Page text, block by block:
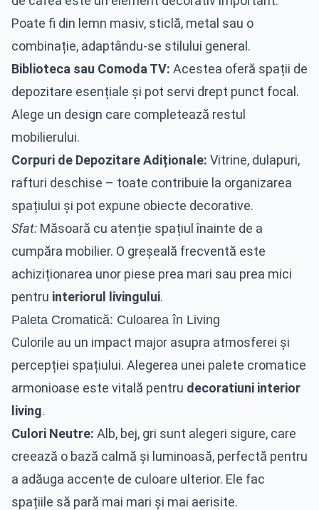
Poate fi din lemn masiv, sticlă, metal sau o
combinație, adaptându-se stilului general.
Biblioteca sau Comoda TV: Acestea oferă spații de
depozitare esențiale și pot servi drept punct focal.
Alege un design care completează restul
mobilierului.
Corpuri de Depozitare Adiționale: Vitrine, dulapuri,
rafturi deschise – toate contribuie la organizarea
spațiului și pot expune obiecte decorative.
Sfat: Măsoară cu atenție spațiul înainte de a
cumpăra mobilier. O greșeală frecventă este
achiziționarea unor piese prea mari sau prea mici
pentru interiorul livingului.
Paleta Cromatică: Culoarea în Living
Culorile au un impact major asupra atmosferei și
percepției spațiului. Alegerea unei palete cromatice
armonioase este vitală pentru decoratiuni interior
living.
Culori Neutre: Alb, bej, gri sunt alegeri sigure, care
creează o bază calmă și luminoasă, perfectă pentru
a adăuga accente de culoare ulterior. Ele fac
spațiile să pară mai mari și mai aerisite.